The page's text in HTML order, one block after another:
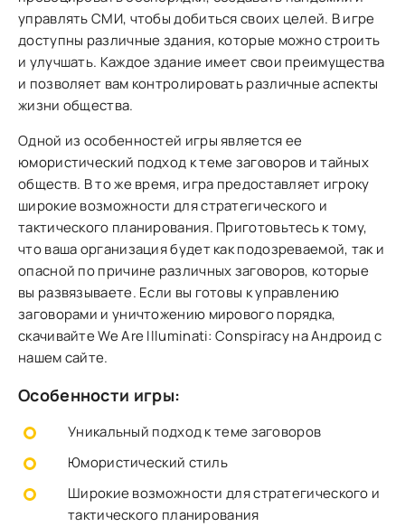
управлять СМИ, чтобы добиться своих целей. В игре
доступны различные здания, которые можно строить
и улучшать. Каждое здание имеет свои преимущества
и позволяет вам контролировать различные аспекты
жизни общества.
Одной из особенностей игры является ее
юмористический подход к теме заговоров и тайных
обществ. В то же время, игра предоставляет игроку
широкие возможности для стратегического и
тактического планирования. Приготовьтесь к тому,
что ваша организация будет как подозреваемой, так и
опасной по причине различных заговоров, которые
вы развязываете. Если вы готовы к управлению
заговорами и уничтожению мирового порядка,
скачивайте We Are Illuminati: Conspiracy на Андроид с
нашем сайте.
Особенности игры:
Уникальный подход к теме заговоров
Юмористический стиль
Широкие возможности для стратегического и
тактического планирования